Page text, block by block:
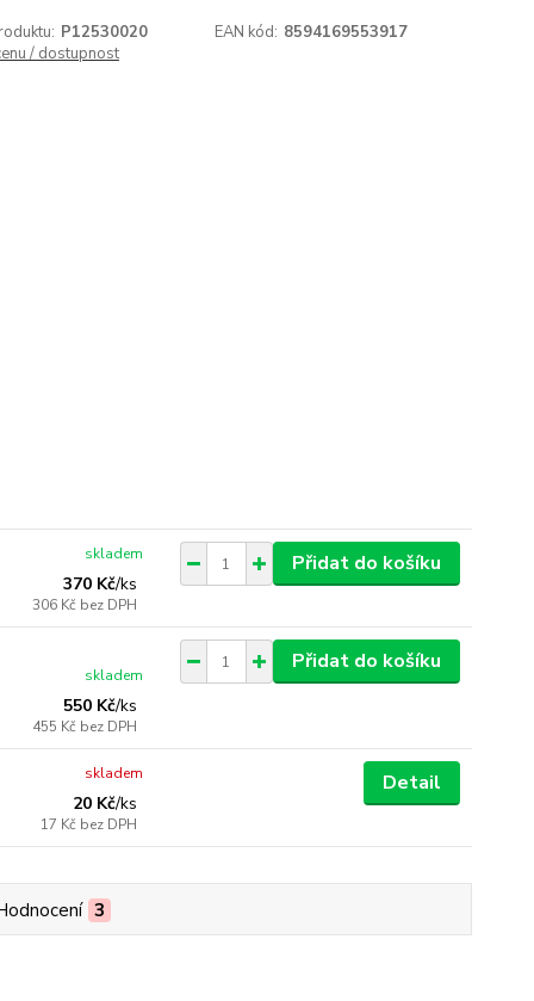
P12530020 EAN kód: 8594169553917
/ dostupnost
370 Kč/ks
306 Kč bez DPH
skladem Přidat do košíku
550 Kč/ks
455 Kč bez DPH
skladem
Přidat do košíku
20 Kč/ks
17 Kč bez DPH
skladem Detail
3